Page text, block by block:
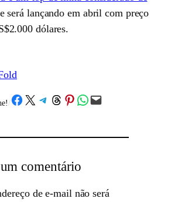
será lançando em abril com preço
dólares.
/Share on Facebook
Share on X Share on Telegram
Share on Threads
Share on Pinterest
Share on WhatsApp
Email this Page
comentário
de e-mail não será